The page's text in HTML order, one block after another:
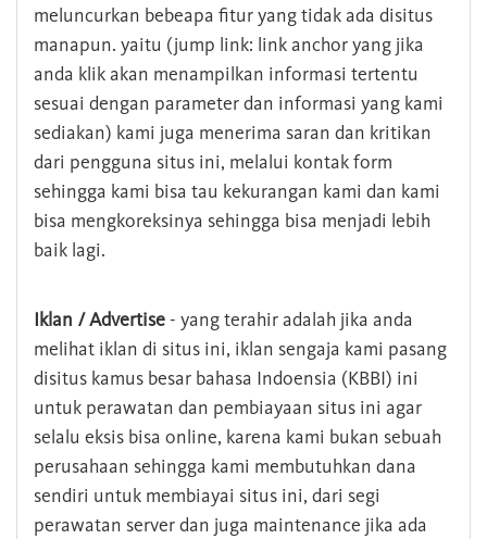
meluncurkan bebeapa fitur yang tidak ada disitus
manapun. yaitu (jump link: link anchor yang jika
anda klik akan menampilkan informasi tertentu
sesuai dengan parameter dan informasi yang kami
sediakan) kami juga menerima saran dan kritikan
dari pengguna situs ini, melalui kontak form
sehingga kami bisa tau kekurangan kami dan kami
bisa mengkoreksinya sehingga bisa menjadi lebih
baik lagi.
Iklan / Advertise - yang terahir adalah jika anda
melihat iklan di situs ini, iklan sengaja kami pasang
disitus kamus besar bahasa Indoensia (KBBI) ini
untuk perawatan dan pembiayaan situs ini agar
selalu eksis bisa online, karena kami bukan sebuah
perusahaan sehingga kami membutuhkan dana
sendiri untuk membiayai situs ini, dari segi
perawatan server dan juga maintenance jika ada